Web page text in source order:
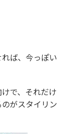
ば、今っぽい
で、それだけ
がスタイリン